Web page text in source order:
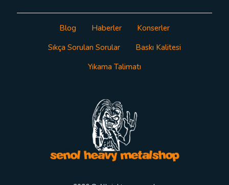
Blog Haberler
Konserler
Sıkça Sorulan Sorular
Baskı Kalitesi
Yıkama Talimatı